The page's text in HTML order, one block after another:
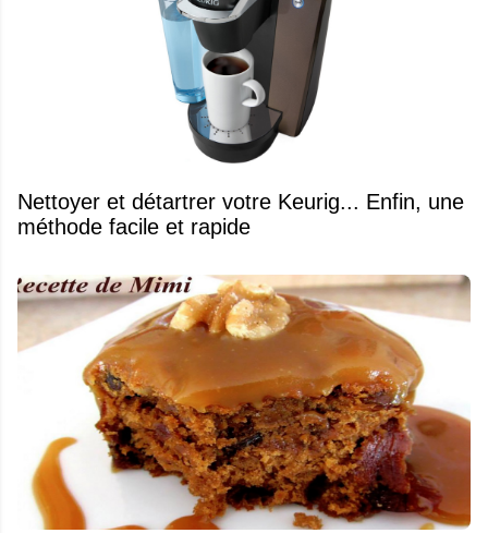
Nettoyer et détartrer votre Keurig... Enfin, une
méthode facile et rapide